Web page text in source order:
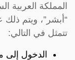
المملكة العربية
“أبشر”، ويتم
تتمثل في التالي:
الدخول إلى